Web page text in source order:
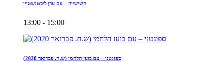
השישייה – עם ערן ליכטנשטיין
13:00 - 15:00
ספונטני – עם בועז הלחמי (ש.ח. פברואר 2020)